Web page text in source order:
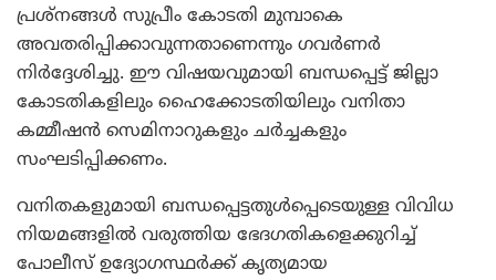
പ്രശ്‌നങ്ങള്‍ സുപ്രീം കോടതി മുമ്പാകെ
അവതരിപ്പിക്കാവുന്നതാണെന്നും ഗവര്‍ണര്‍
നിര്‍ദ്ദേശിച്ചു. ഈ വിഷയവുമായി ബന്ധപ്പെട്ട് ജില്ലാ
കോടതികളിലും ഹൈക്കോടതിയിലും വനിതാ
കമ്മീഷന്‍ സെമിനാറുകളും ചര്‍ച്ചകളും
സംഘടിപ്പിക്കണം.
വനിതകളുമായി ബന്ധപ്പെട്ടതുള്‍പ്പെടെയുള്ള വിവിധ
നിയമങ്ങളില്‍ വരുത്തിയ ഭേദഗതികളെക്കുറിച്ച്
പോലീസ് ഉദ്യോഗസ്ഥര്‍ക്ക് കൃത്യമായ